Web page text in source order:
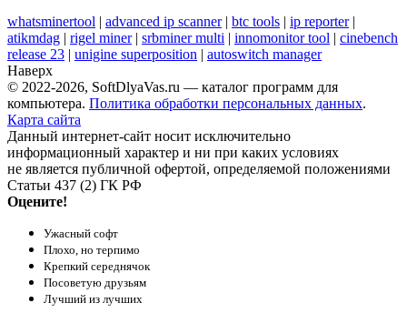
whatsminertool | advanced ip scanner| btc tools | ip reporter|
atikmdag | rigel miner| srbminer multi | innomonitor tool | cinebench
release 23 | unigine superposition | autoswitch manager
Наверх
© 2022-2026, SoftDlyaVas.ru — каталог программ для
компьютера. Политика обработки персональных данных.
Карта сайта
Данный интернет-сайт носит исключительно
информационный характер и ни при каких условиях
не является публичной офертой, определяемой положениями
Статьи 437 (2) ГК РФ
Оцените!
Ужасный софт
Плохо, но терпимо
Крепкий середнячок
Посоветую друзьям
Лучший из лучших